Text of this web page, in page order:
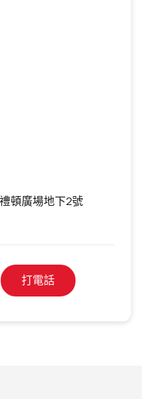
頓廣場地下2號
打電話